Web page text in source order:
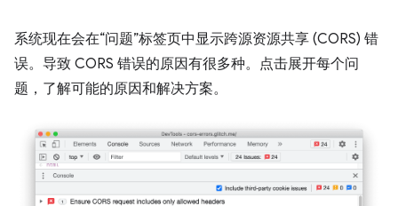
系统现在会在“问题”标签页中显示跨源资源共享 (CORS) 错
误。导致 CORS 错误的原因有很多种。点击展开每个问
题，了解可能的原因和解决方案。